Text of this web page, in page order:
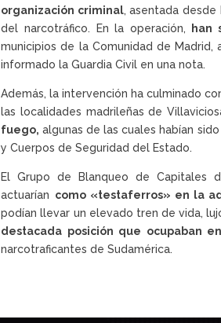
organización criminal, asentada desde
del narcotráfico. En la operación,
han
municipios de la Comunidad de
informado la Guardia Civil en una nota.
Además, la intervención ha culminado
las localidades madrileñas de
fuego, algunas de las cuales habían
y Cuerpos de Seguridad del Estado.
El Grupo de Blanqueo de Capitales
actuarían como «testaferros» en la
podían llevar un elevado tren de vida,
destacada posición que ocupaban
narcotraficantes de Sudamérica.